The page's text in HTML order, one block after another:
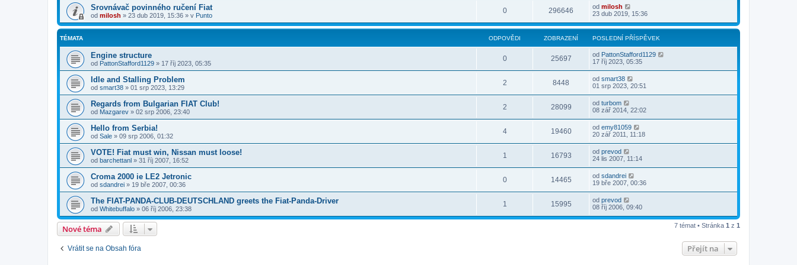
Srovnávač povinného ručení Fiat
od milosh » 23 dub 2019, 15:36 » v Punto
0 296646 od milosh
23 dub 2019, 15:36
TÉMATA ODPOVĚDI ZOBRAZENÍ POSLEDNÍ PŘÍSPĚVEK
Engine structure
od PattonStafford1129 » 17 říj 2023, 05:35
0 25697 od PattonStafford1129
17 říj 2023, 05:35
Idle and Stalling Problem
od smart38 » 01 srp 2023, 13:29
2 8448 od smart38
01 srp 2023, 20:51
Regards from Bulgarian FIAT Club!
od Mazgarev » 02 srp 2006, 23:40
2 28099 od turbom
08 zář 2014, 22:02
Hello from Serbia!
od Sale » 09 srp 2006, 01:32
4 19460 od emy81059
20 zář 2011, 11:18
VOTE! Fiat must win, Nissan must loose!
od barchettanl » 31 říj 2007, 16:52
1 16793 od prevod
24 lis 2007, 11:14
Croma 2000 ie LE2 Jetronic
od sdandrei » 19 bře 2007, 00:36
0 14465 od sdandrei
19 bře 2007, 00:36
The FIAT-PANDA-CLUB-DEUTSCHLAND greets the Fiat-Panda-Driver
od Whitebuffalo » 06 říj 2006, 23:38
1 15995 od prevod
08 říj 2006, 09:40
Nové téma 7 témat • Stránka 1 z 1
Vrátit se na Obsah fóra Přejít na